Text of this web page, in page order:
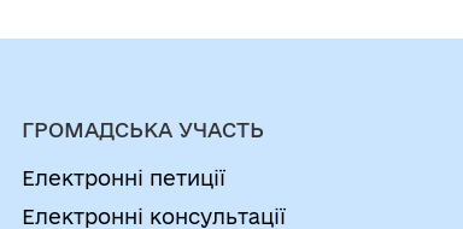
ГРОМАДСЬКА УЧАСТЬ
Електронні петиції
Електронні консультації